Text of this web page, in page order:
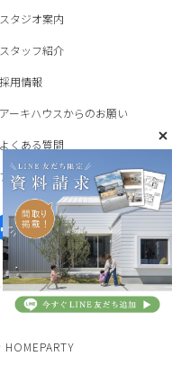
スタジオ案内
スタッフ紹介
採用情報
アーキハウスからのお願い
よくある質問
プライバシーポリシー
ANESIS RECRUIT
HOMEPARTY